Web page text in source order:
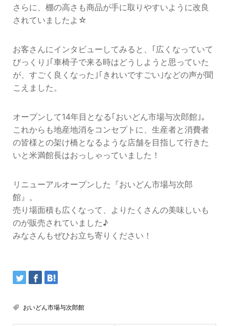
さらに、棚の高さも商品が手に取りやすいように改良
されていましたよ☆
お客さんにインタビューしてみると、｢広くなっていて
びっくり｣｢車椅子で来る時はどうしようと思っていた
が、すごく良くなった｣｢きれいですごい｣などの声が聞
こえました。
オープンして14年目となる｢おいどん市場与次郎館｣。
これからも地産地消をコンセプトに、生産者と消費者
の皆様との架け橋となるような店舗を目指して行きた
いと米満館長はおっしゃっていました！
リニューアルオープンした『おいどん市場与次郎
館』。
売り場面積も広くなって、よりたくさんの美味しいも
のが販売されていました♪
みなさんもぜひお立ち寄りください！
おいどん市場与次郎館